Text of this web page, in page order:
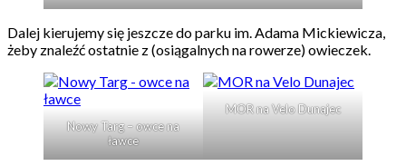
Dalej kierujemy się jeszcze do parku im. Adama Mickiewicza,
żeby znaleźć ostatnie z (osiągalnych na rowerze) owieczek.
Nowy Targ – owce na
ławce
MOR na Velo Dunajec